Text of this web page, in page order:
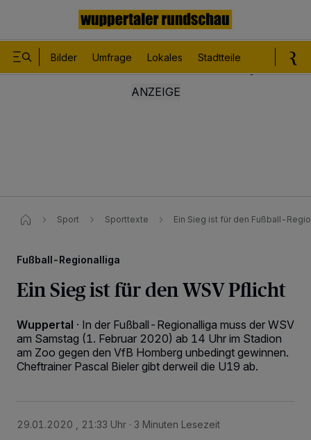
Bilder Umfrage Lokales Stadtteile
Sport Sporttexte Ein Sieg ist für den Fußball-
Fußball-Regionalliga
Ein Sieg ist für den WSV Pflicht
Wuppertal · In der Fußball-Regionalliga muss der WSV
am Samstag (1. Februar 2020) ab 14 Uhr im Stadion
am Zoo gegen den VfB Homberg unbedingt gewinnen.
Cheftrainer Pascal Bieler gibt derweil die U19 ab.
29.01.2020 , 21:33 Uhr 3 Minuten Lesezeit